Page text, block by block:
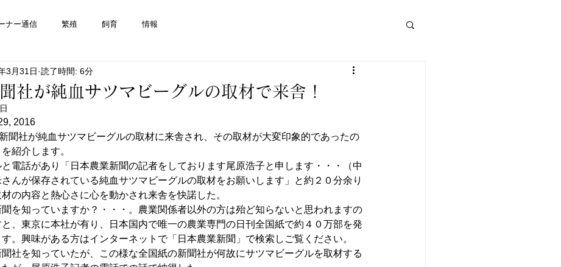
ナー通信 繁殖 飼育 情報
社が純血サツマビーグルの取材で来舎！
3月31日 読了時間: 6分
2016
聞社が純血サツマビーグルの取材に来舎され、その取材が大変印象的であったの
紹介します。
電話があり「日本農業新聞の記者をしております尾原浩子と申します・・・（中
んが保存されている純血サツマビーグルの取材をお願いします」と約２０分余り
の内容と熱心さに心を動かされ来舎を快諾した。
を知っていますか？・・・。農業関係者以外の方は殆ど知らないと思われますの
、東京に本社が有り、日本国内で唯一の農業専門の日刊全国紙で約４０万部を発
。興味がある方はインターネットで「日本農業新聞」で検索しご覧ください。
社を知っていたが、この様な全国紙の新聞社が何故にサツマビーグルを取材する